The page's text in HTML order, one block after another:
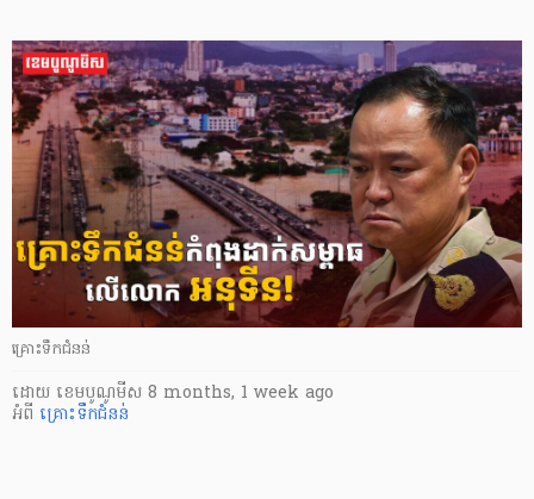
គ្រោះទឹកជំនន់
ដោយ ​ ខេមបូណូមីស 8 months, 1 week ago
អំពី គ្រោះទឹកជំនន់